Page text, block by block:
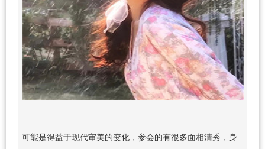
可能是得益于现代审美的变化，参会的有很多面相清秀，身